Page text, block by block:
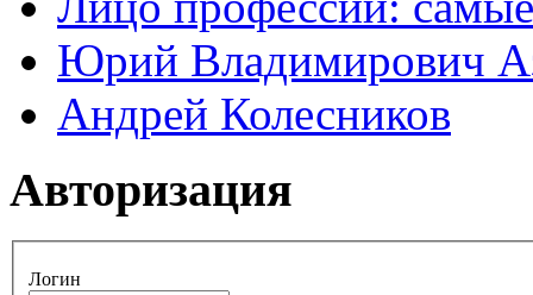
Юрий Владимирович
Андрей Колесников
Авторизация
Логин